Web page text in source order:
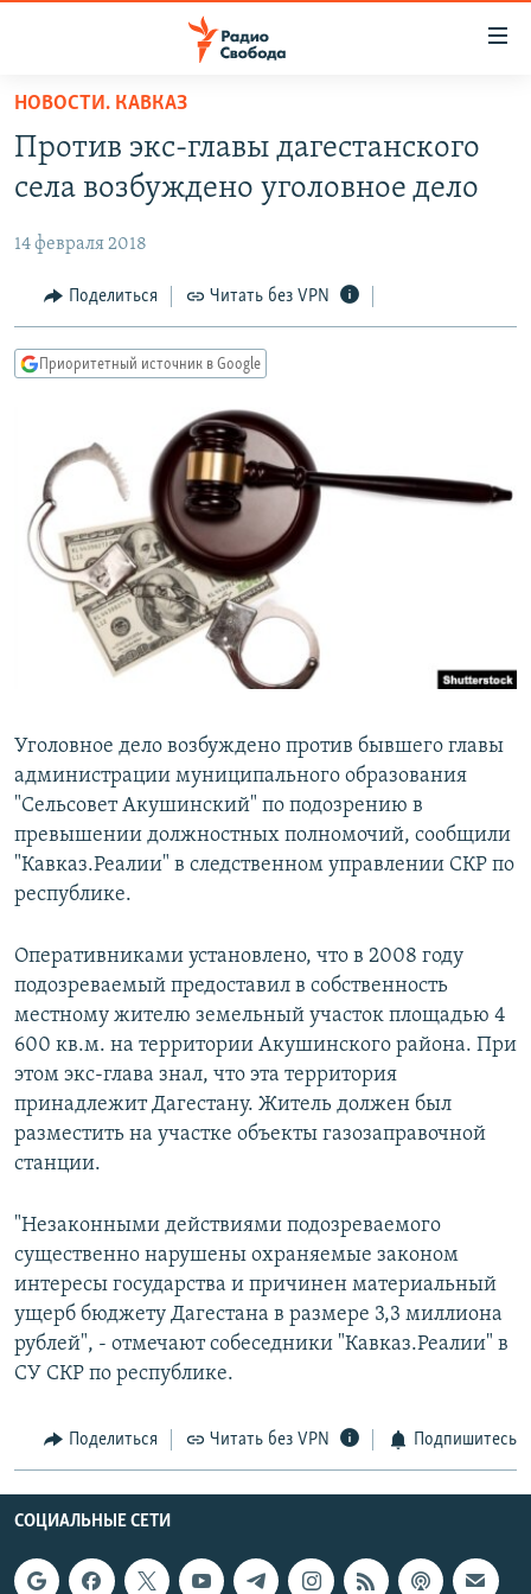
упрощенного
доступа
основному
Вернутся
главной
навигации
поиску
ПОДКАСТЫ
АВТОРСКИЕ ПРОЕКТЫ
ЦИТАТЫ СВОБОДЫ
МНЕНИЯ
IDEL.РЕАЛИИ
СЕВЕР.РЕАЛИИ
СИБИРЬ.РЕАЛИИ
РАСПИСАНИЕ ВЕЩАНИЯ
ПОДПИШИТЕСЬ НА РАССЫЛКУ
СОЦИАЛЬНЫЕ СЕТИ
Все сайты РСЕ/РС
НОВОСТИ. КАВКАЗ
Против экс-главы дагестанского
села возбуждено уголовное дело
14 февраля 2018
Поделиться Читать без VPN
Приоритетный источник в Google
Уголовное дело возбуждено против бывшего главы
администрации муниципального образования
"Сельсовет Акушинский" по подозрению в
превышении должностных полномочий, сообщили
"Кавказ.Реалии" в следственном управлении СКР по
республике.
Оперативниками установлено, что в 2008 году
подозреваемый предоставил в собственность
местному жителю земельный участок площадью 4
600 кв.м. на территории Акушинского района. При
этом экс-глава знал, что эта территория
принадлежит Дагестану. Житель должен был
разместить на участке объекты газозаправочной
станции.
"Незаконными действиями подозреваемого
существенно нарушены охраняемые законом
интересы государства и причинен материальный
ущерб бюджету Дагестана в размере 3,3 миллиона
рублей", - отмечают собеседники "Кавказ.Реалии" в
СУ СКР по республике.
Поделиться Читать без VPN Подпишитесь
СОЦИАЛЬНЫЕ СЕТИ